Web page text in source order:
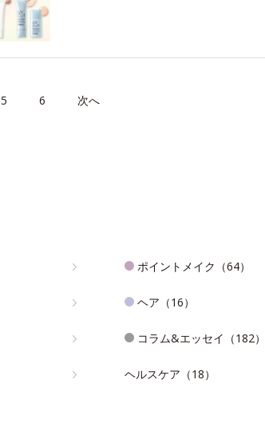
5 6 次へ
ポイントメイク（64）
ヘア（16）
コラム&エッセイ（182）
ヘルスケア（18）